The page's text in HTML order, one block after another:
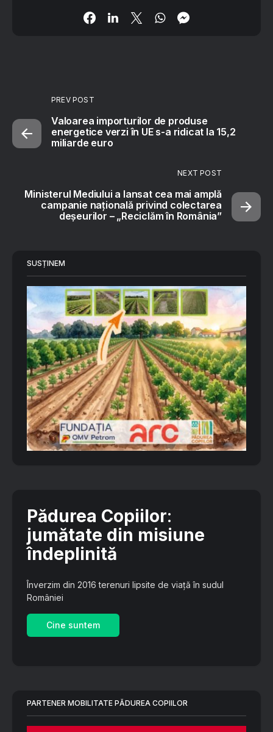
PREV POST
Valoarea importurilor de produse
energetice verzi în UE s-a ridicat la 15,2
miliarde euro
NEXT POST
Ministerul Mediului a lansat cea mai amplă
campanie națională privind colectarea
deșeurilor – „Reciclăm în România”
SUSȚINEM
Pădurea Copiilor:
jumătate din misiune
îndeplinită
Înverzim din 2016 terenuri lipsite de viață în sudul
României
Cine suntem
PARTENER MOBILITATE PĂDUREA COPIILOR